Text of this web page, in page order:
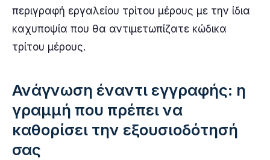
περιγραφή εργαλείου τρίτου μέρους με την ίδια
καχυποψία που θα αντιμετωπίζατε κώδικα
τρίτου μέρους.
Ανάγνωση έναντι εγγραφής: η
γραμμή που πρέπει να
καθορίσει την εξουσιοδότησή
σας